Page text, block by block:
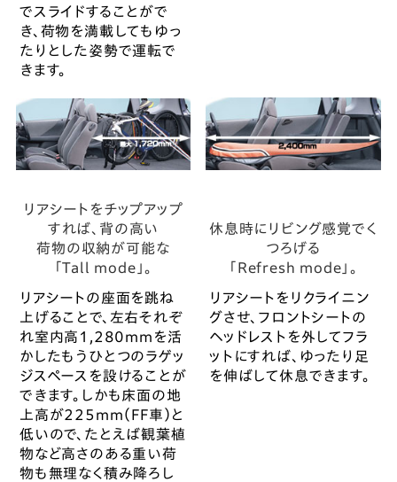
でスライドすることがで
き、荷物を満載してもゆっ
たりとした姿勢で運転で
きます。
リアシートをチップアップ
すれば、背の高い
荷物の収納が可能な
「Tall mode」。
リアシートの座面を跳ね
上げることで、左右それぞ
れ室内高1,280mmを活
かしたもうひとつのラゲッ
ジスペースを設けることが
できます。しかも床面の地
上高が225mm（FF車）と
低いので、たとえば観葉植
物など高さのある重い荷
物も無理なく積み降ろし
休息時にリビング感覚でく
つろげる
「Refresh mode」。
リアシートをリクライニン
グさせ、フロントシートの
ヘッドレストを外してフラ
ットにすれば、ゆったり足
を伸ばして休息できます。